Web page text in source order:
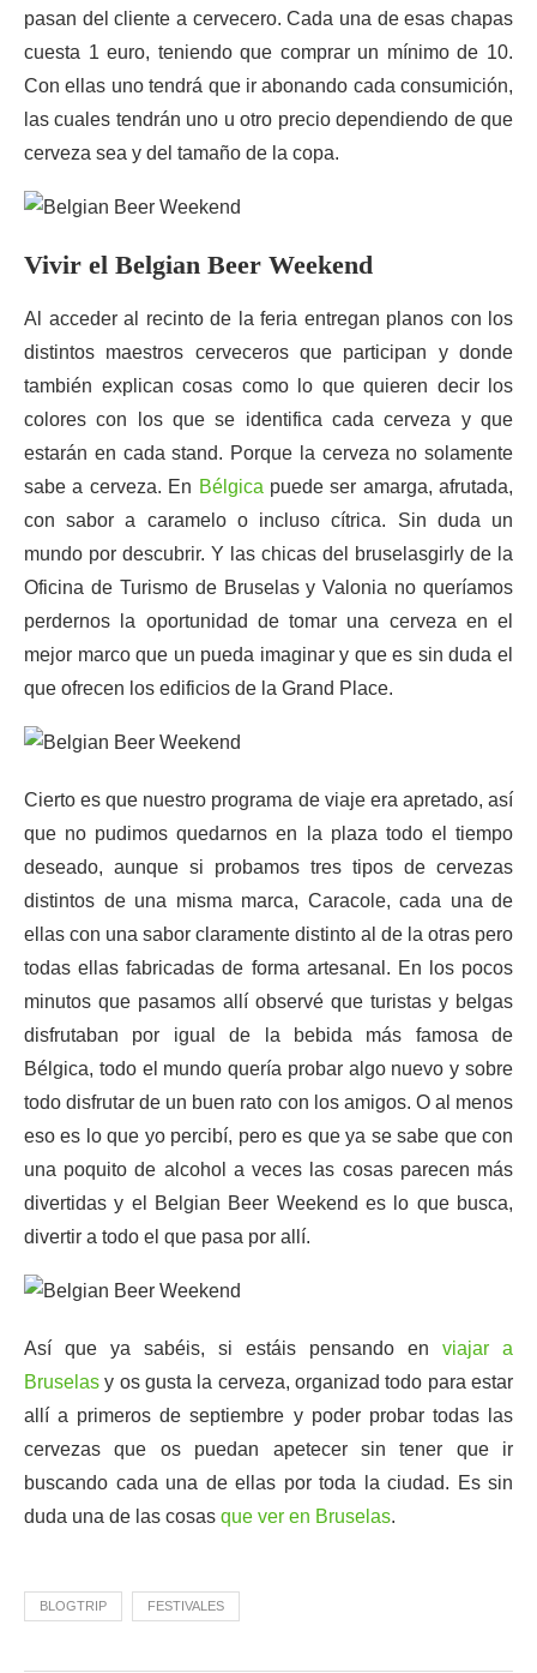
pasan del cliente a cervecero. Cada una de esas chapas
cuesta 1 euro, teniendo que comprar un mínimo de 10.
Con ellas uno tendrá que ir abonando cada consumición,
las cuales tendrán uno u otro precio dependiendo de que
cerveza sea y del tamaño de la copa.
Vivir el Belgian Beer Weekend
Al acceder al recinto de la feria entregan planos con los
distintos maestros cerveceros que participan y donde
también explican cosas como lo que quieren decir los
colores con los que se identifica cada cerveza y que
estarán en cada stand. Porque la cerveza no solamente
sabe a cerveza. En Bélgica puede ser amarga, afrutada,
con sabor a caramelo o incluso cítrica. Sin duda un
mundo por descubrir. Y las chicas del bruselasgirly de la
Oficina de Turismo de Bruselas y Valonia no queríamos
perdernos la oportunidad de tomar una cerveza en el
mejor marco que un pueda imaginar y que es sin duda el
que ofrecen los edificios de la Grand Place.
Cierto es que nuestro programa de viaje era apretado, así
que no pudimos quedarnos en la plaza todo el tiempo
deseado, aunque si probamos tres tipos de cervezas
distintos de una misma marca, Caracole, cada una de
ellas con una sabor claramente distinto al de la otras pero
todas ellas fabricadas de forma artesanal. En los pocos
minutos que pasamos allí observé que turistas y belgas
disfrutaban por igual de la bebida más famosa de
Bélgica, todo el mundo quería probar algo nuevo y sobre
todo disfrutar de un buen rato con los amigos. O al menos
eso es lo que yo percibí, pero es que ya se sabe que con
una poquito de alcohol a veces las cosas parecen más
divertidas y el Belgian Beer Weekend es lo que busca,
divertir a todo el que pasa por allí.
Así que ya sabéis, si estáis pensando en viajar a
Bruselas y os gusta la cerveza, organizad todo para estar
allí a primeros de septiembre y poder probar todas las
cervezas que os puedan apetecer sin tener que ir
buscando cada una de ellas por toda la ciudad. Es sin
duda una de las cosas que ver en Bruselas.
BLOGTRIP FESTIVALES